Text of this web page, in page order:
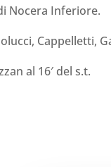
Nocera Inferiore.
Cappelletti,
al 16′ del s.t.